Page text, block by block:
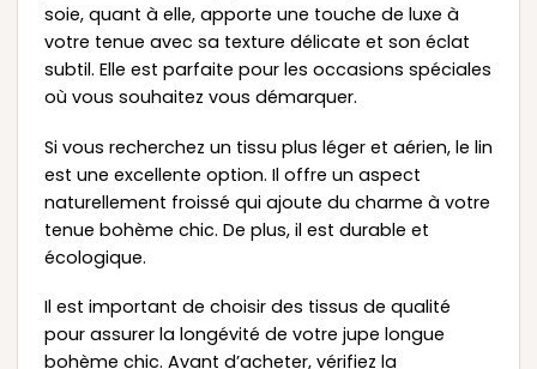
soie, quant à elle, apporte une touche de luxe à
votre tenue avec sa texture délicate et son éclat
subtil. Elle est parfaite pour les occasions spéciales
où vous souhaitez vous démarquer.
Si vous recherchez un tissu plus léger et aérien, le lin
est une excellente option. Il offre un aspect
naturellement froissé qui ajoute du charme à votre
tenue bohème chic. De plus, il est durable et
écologique.
Il est important de choisir des tissus de qualité
pour assurer la longévité de votre jupe longue
bohème chic. Avant d’acheter, vérifiez la